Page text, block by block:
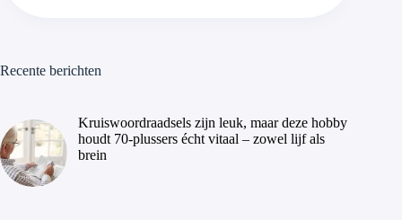
Recente berichten
Kruiswoordraadsels zijn leuk, maar deze hobby
houdt 70-plussers écht vitaal – zowel lijf als
brein